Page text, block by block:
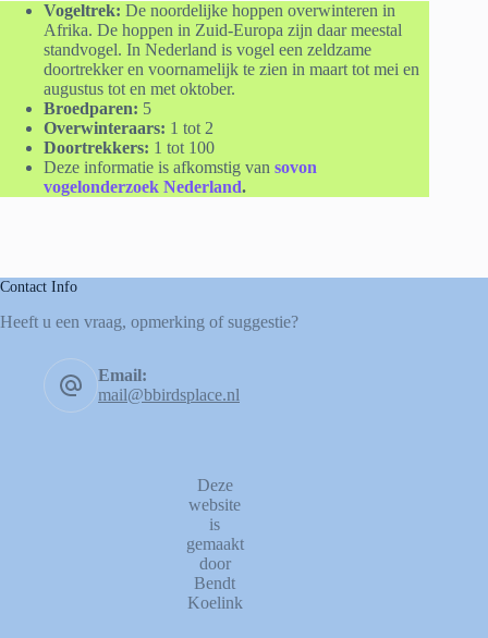
Vogeltrek: De noordelijke hoppen overwinteren in
Afrika. De hoppen in Zuid-Europa zijn daar meestal
standvogel. In Nederland is vogel een zeldzame
doortrekker en voornamelijk te zien in maart tot mei en
augustus tot en met oktober.
Broedparen: 5
Overwinteraars: 1 tot 2
Doortrekkers: 1 tot 100
Deze informatie is afkomstig van sovon
vogelonderzoek Nederland.
Contact Info
Heeft u een vraag, opmerking of suggestie?
Email:
mail@bbirdsplace.nl
Deze
website
is
gemaakt
door
Bendt
Koelink